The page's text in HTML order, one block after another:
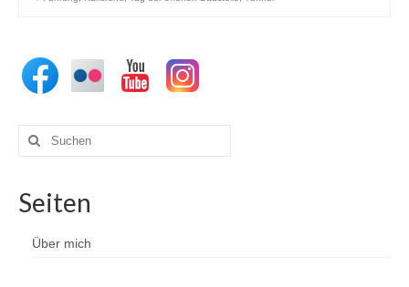
Suchen
nach:
Seiten
Über mich